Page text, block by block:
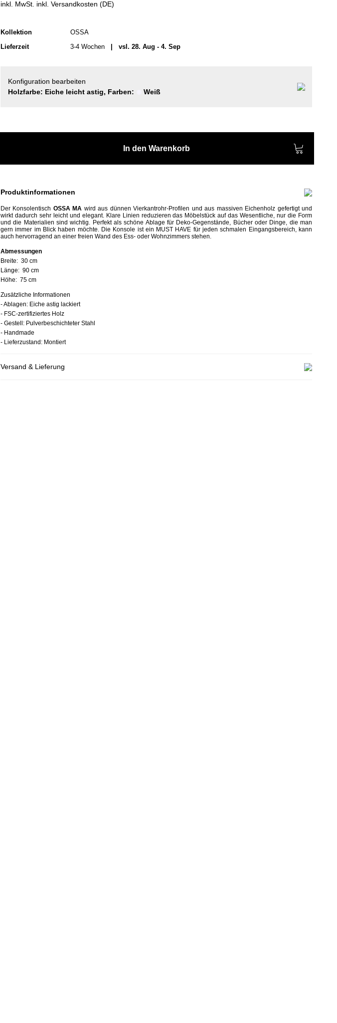
inkl. MwSt. inkl. Versandkosten (DE)
Kollektion
OSSA
Lieferzeit
3-4 Wochen | vsl. 28. Aug - 4. Sep
Konfiguration bearbeiten
Holzfarbe: Eiche leicht astig, Farben:
Weiß
In den Warenkorb
Produktinformationen
Der Konsolentisch OSSA MA wird aus dünnen Vierkantrohr-Profilen und aus massiven Eichenholz gefertigt und
wirkt dadurch sehr leicht und elegant. Klare Linien reduzieren das Möbelstück auf das Wesentliche, nur die Form
und die Materialien sind wichtig. Perfekt als schöne Ablage für Deko-Gegenstände, Bücher oder Dinge, die man
gern immer im Blick haben möchte. Die Konsole ist ein MUST HAVE für jeden schmalen Eingangsbereich, kann
auch hervorragend an einer freien Wand des Ess- oder Wohnzimmers stehen.
Abmessungen
Breite: 30 cm
Länge: 90 cm
Höhe: 75 cm
Zusätzliche Informationen
- Ablagen: Eiche astig lackiert
- FSC-zertifiziertes Holz
- Gestell: Pulverbeschichteter Stahl
- Handmade
- Lieferzustand: Montiert
Versand & Lieferung